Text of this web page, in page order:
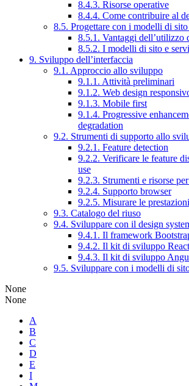
8.4.3. Risorse operative
8.4.4. Come contribuire al
8.5. Progettare con i modelli di
8.5.1. Vantaggi dell’utilizzo
8.5.2. I modelli di sito e
9. Sviluppo dell’interfaccia
9.1. Approccio allo sviluppo
9.1.1. Attività preliminari
9.1.2. Web design
9.1.3. Mobile first
9.1.4. Progressive
degradation
9.2. Strumenti di supporto allo
9.2.1. Feature detection
9.2.2. Verificare le feature
use
9.2.3. Strumenti e risorse
9.2.4. Supporto browser
9.2.5. Misurare le prestazioni
9.3. Catalogo del riuso
9.4. Sviluppare con il design
9.4.1. Il framework
9.4.2. Il kit di sviluppo React
9.4.3. Il kit di sviluppo
9.5. Sviluppare con i modelli di
None
None
A
B
C
D
E
I